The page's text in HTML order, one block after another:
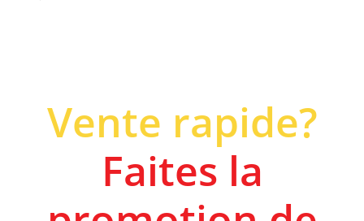
Vente rapide?
Faites la